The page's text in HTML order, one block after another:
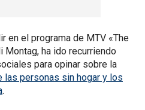
en el programa de MTV «The
Montag, ha ido recurriendo
para opinar sobre la
las personas sin hogar y los
.